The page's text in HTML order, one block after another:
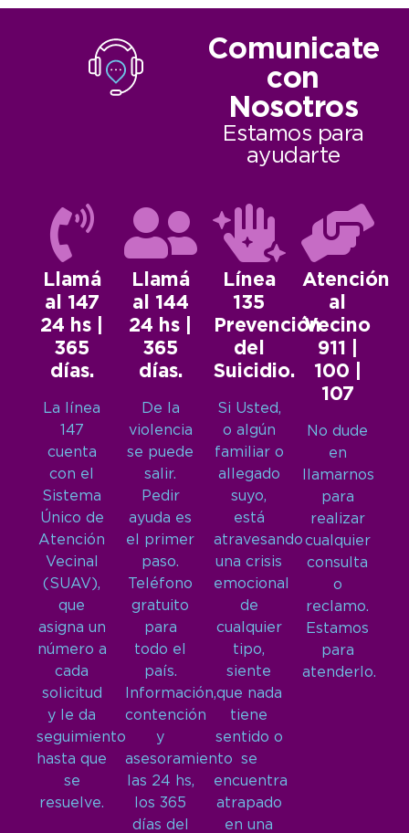
Comunicate
con
Nosotros
Estamos para
ayudarte
Llamá
al 147
24 hs |
365
días.
La línea
147
cuenta
con el
Sistema
Único de
Atención
Vecinal
(SUAV),
que
asigna un
número a
cada
solicitud
y le da
seguimiento
hasta que
se
resuelve.
Llamá
al 144
24 hs |
365
días.
De la
violencia
se puede
salir.
Pedir
ayuda es
el primer
paso.
Teléfono
gratuito
para
todo el
país.
Información,
contención
y
asesoramiento
las 24 hs,
los 365
días del
Línea
135
Prevención
del
Suicidio.
Si Usted,
o algún
familiar o
allegado
suyo,
está
atravesando
una crisis
emocional
de
cualquier
tipo,
siente
que nada
tiene
sentido o
se
encuentra
atrapado
en una
Atención
al
Vecino
911 |
100 |
107
No dude
en
llamarnos
para
realizar
cualquier
consulta
o
reclamo.
Estamos
para
atenderlo.